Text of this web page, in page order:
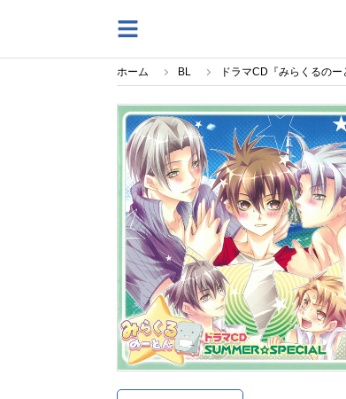
ホーム BL ドラマCD『みらくるの